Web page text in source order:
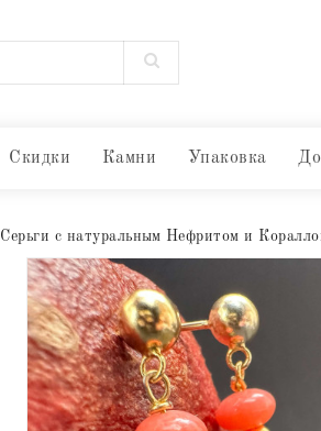
Скидки Камни Упаковка
Серьги с натуральным Нефритом и